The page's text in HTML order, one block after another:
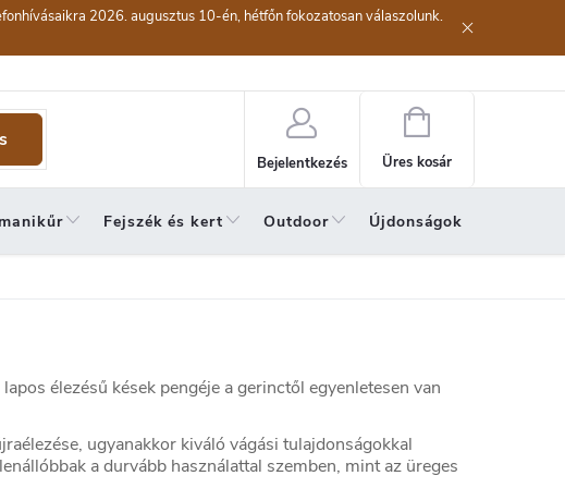
2026. augusztus 10-én, hétfőn fokozatosan válaszolunk.
Bejelentkezés
Kosár
Üres kosár
Fejszék és kert Outdoor Újdonságok
élezésű kések pengéje a gerinctől egyenletesen van
ugyanakkor kiváló vágási tulajdonságokkal
a durvább használattal szemben, mint az üreges